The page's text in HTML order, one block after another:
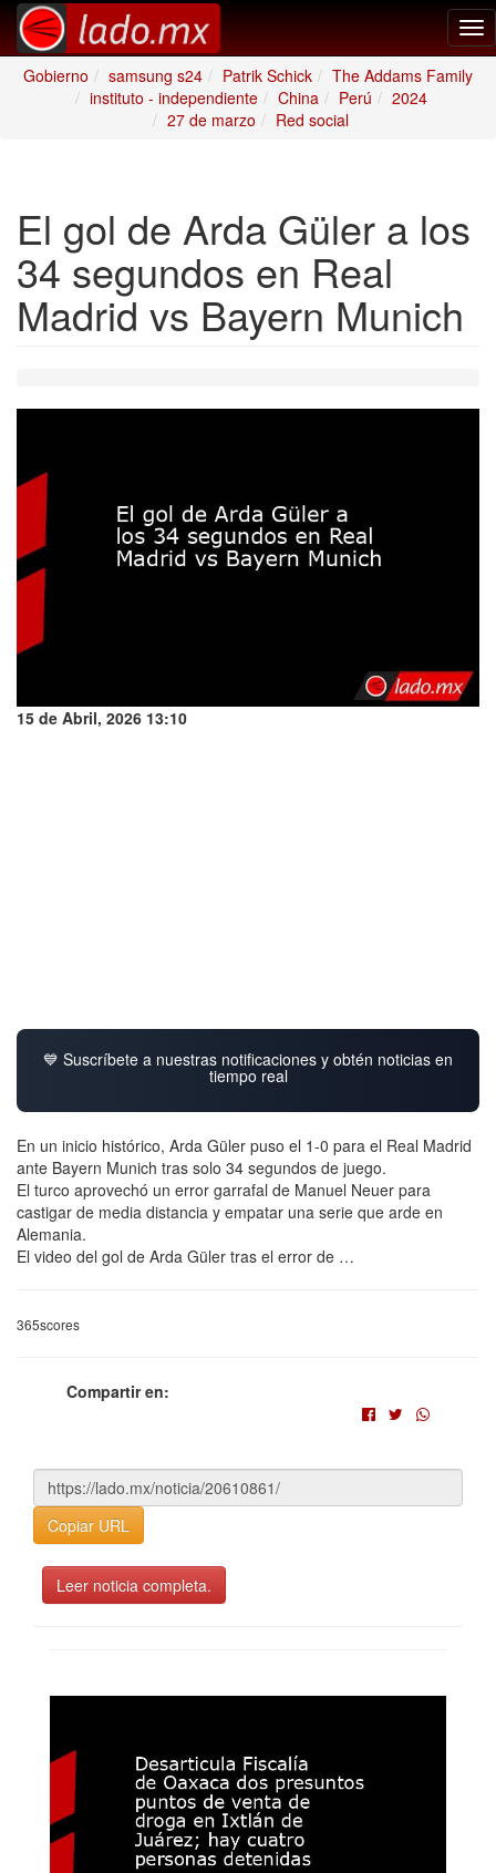
Gobierno
samsung s24 Patrik Schick
The Addams Family
instituto - independiente
China Perú
2024
27 de marzo
Red social
El gol de Arda Güler a los
34 segundos en Real
Madrid vs Bayern Munich
15 de Abril, 2026 13:10
💙 Suscríbete a nuestras notificaciones y obtén noticias en
tiempo real
En un inicio histórico, Arda Güler puso el 1-0 para el Real Madrid
ante Bayern Munich tras solo 34 segundos de juego.
El turco aprovechó un error garrafal de Manuel Neuer para
castigar de media distancia y empatar una serie que arde en
Alemania.
El video del gol de Arda Güler tras el error de …
365scores
Compartir en:
Copiar URL
Leer noticia completa.